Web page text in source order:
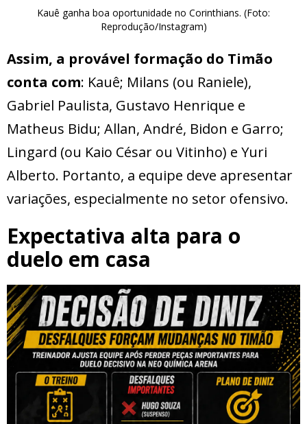
Kauê ganha boa oportunidade no Corinthians. (Foto:
Reprodução/Instagram)
Assim, a provável formação do Timão
conta com: Kauê; Milans (ou Raniele),
Gabriel Paulista, Gustavo Henrique e
Matheus Bidu; Allan, André, Bidon e Garro;
Lingard (ou Kaio César ou Vitinho) e Yuri
Alberto. Portanto, a equipe deve apresentar
variações, especialmente no setor ofensivo.
Expectativa alta para o
duelo em casa